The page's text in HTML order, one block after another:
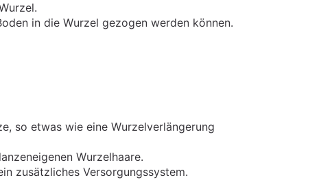
in die Wurzel gezogen werden können.
so etwas wie eine Wurzelverlängerung
Wurzelhaare.
zusätzliches Versorgungssystem.